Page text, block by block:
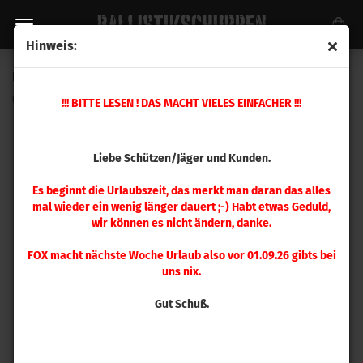
Hinweis:
!!! BITTE LESEN ! DAS MACHT VIELES EINFACHER !!!
Liebe Schützen/Jäger und Kunden.
Es beginnt die Urlaubszeit, das merkt man daran das alles
mal wieder ein wenig länger dauert ;-) Habt etwas Geduld,
wir können es nicht ändern, danke.
FOX macht nächste Woche Urlaub also vor 01.09.26 gibts bei
uns nix.
Gut Schuß.
392700)